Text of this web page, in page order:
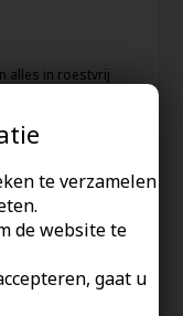
te verzamelen
de website te
gaat u
alles in roestvrij
maten